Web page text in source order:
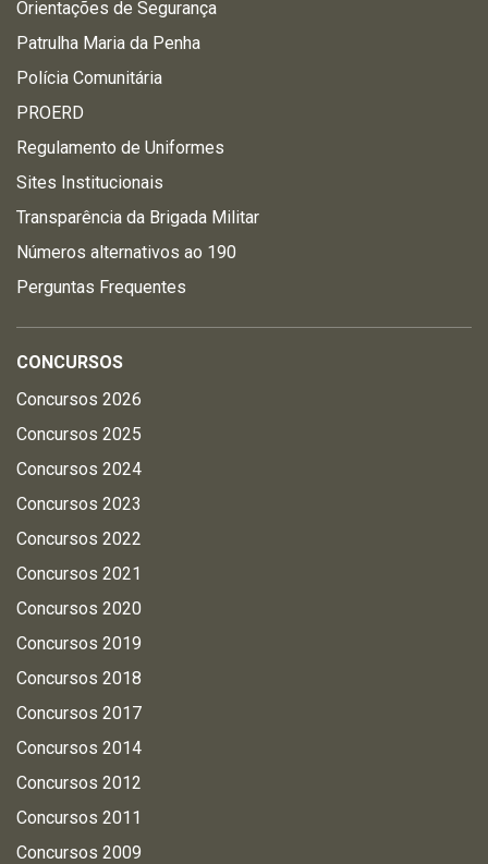
Orientações de Segurança
Patrulha Maria da Penha
Polícia Comunitária
PROERD
Regulamento de Uniformes
Sites Institucionais
Transparência da Brigada Militar
Números alternativos ao 190
Perguntas Frequentes
CONCURSOS
Concursos 2026
Concursos 2025
Concursos 2024
Concursos 2023
Concursos 2022
Concursos 2021
Concursos 2020
Concursos 2019
Concursos 2018
Concursos 2017
Concursos 2014
Concursos 2012
Concursos 2011
Concursos 2009